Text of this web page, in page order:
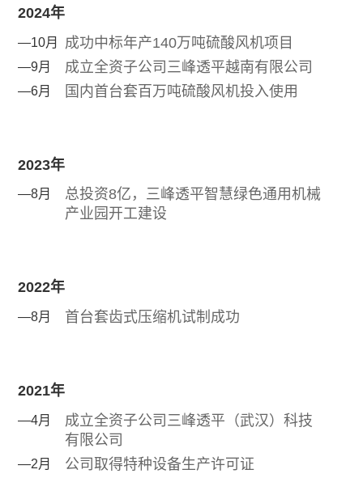
2024年
—10月 成功中标年产140万吨硫酸风机项目
—9月 成立全资子公司三峰透平越南有限公司
—6月 国内首台套百万吨硫酸风机投入使用
2023年
—8月
总投资8亿，三峰透平智慧绿色通用机械
产业园开工建设
2022年
—8月 首台套齿式压缩机试制成功
2021年
—4月
成立全资子公司三峰透平（武汉）科技
有限公司
—2月 公司取得特种设备生产许可证